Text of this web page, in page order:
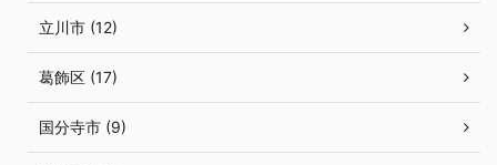
立川市 (12)
葛飾区 (17)
国分寺市 (9)